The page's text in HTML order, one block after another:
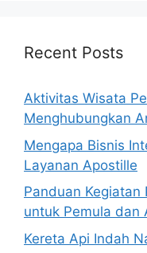
Recent Posts
Aktivitas Wisata
Menghubungkan
Mengapa Bisnis
Layanan Apostille
Panduan Kegiatan
untuk Pemula dan
Kereta Api Indah